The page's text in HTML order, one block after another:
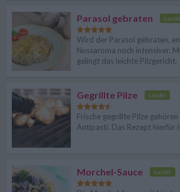
Parasol gebraten Leicht
Wird der Parasol gebraten,
Nussaroma noch intensiver.
gelingt das leichte Pilzgericht.
Gegrillte Pilze Leicht
Frische gegrillte Pilze
Antipasti. Das Rezept hierfür
Morchel-Sauce Leicht